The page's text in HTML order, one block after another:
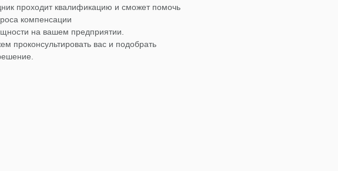
проходит квалификацию и сможет помочь
компенсации
на вашем предприятии.
проконсультировать вас и подобрать